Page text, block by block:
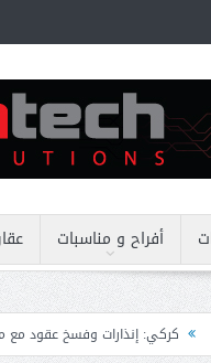
أفراح و مناسبات
عقود مع مستشفيات مخالفة